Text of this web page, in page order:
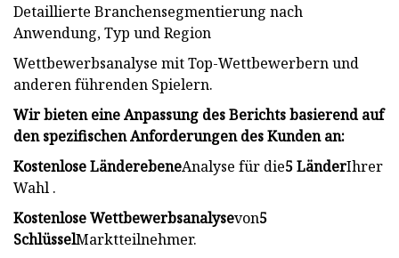
Detaillierte Branchensegmentierung nach
Anwendung, Typ und Region
Wettbewerbsanalyse mit Top-Wettbewerbern und
anderen führenden Spielern.
Wir bieten eine Anpassung des Berichts basierend auf
den spezifischen Anforderungen des Kunden an:
Kostenlose LänderebeneAnalyse für die5 LänderIhrer
Wahl .
Kostenlose Wettbewerbsanalysevon5
SchlüsselMarktteilnehmer.